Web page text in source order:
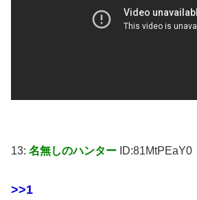
13: 名無しのハンター ID:81MtPEaY0
>>1